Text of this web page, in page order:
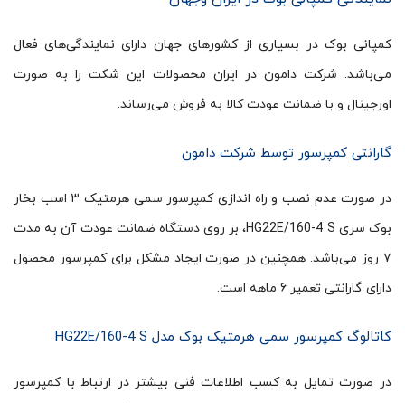
کمپانی بوک در بسیاری از کشورهای جهان دارای نمایندگی‌های فعال
می‌باشد. شرکت دامون در ایران محصولات این شکت را به صورت
اورجینال و با ضمانت عودت کالا به فروش می‌رساند.
گارانتی کمپرسور توسط شرکت دامون
در صورت عدم نصب و راه اندازی کمپرسور سمی هرمتیک ۳ اسب بخار
بوک سری HG22E/160-4 S، بر روی دستگاه ضمانت عودت آن به مدت
۷ روز می‌باشد. همچنین در صورت ایجاد مشکل برای کمپرسور محصول
دارای گارانتی تعمیر ۶ ماهه است.
کاتالوگ کمپرسور سمی هرمتیک بوک مدل HG22E/160-4 S
در صورت تمایل به کسب اطلاعات فنی بیشتر در ارتباط با کمپرسور